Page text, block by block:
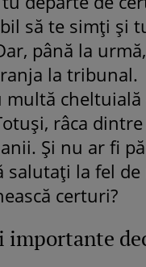
să te simți și
până la
la tribunal.
multă cheltuială
râca
Și nu ar fi
salutați la fel de
certuri?
importante